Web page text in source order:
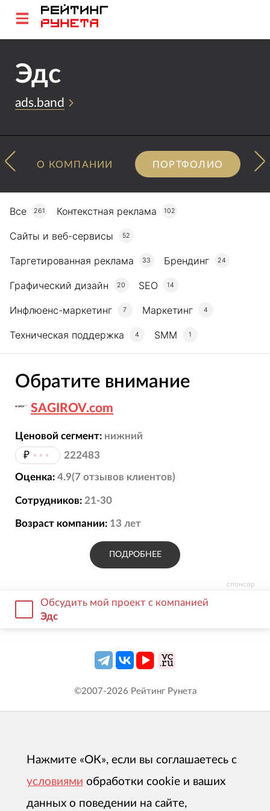
Эдс
ads.band
О КОМПАНИИ ПОРТФОЛИО
Все 261 Контекстная реклама 102
Сайты и веб-сервисы 52
Таргетированная реклама 33 Брендинг 24
Графический дизайн 20 SEO 14
Инфлюенс-маркетинг 7 Маркетинг 4
Техническая поддержка 4 SMM 1
спонсор
Обратите внимание
SAGIROV.com
Ценовой сегмент: нижний
₽ ••• 222483
Оценка: 4.9(7 отзывов клиентов)
Сотрудников: 21-30
Возраст компании: 13 лет
ПОДРОБНЕЕ
Обсудить мой проект с компанией
Эдс
©2007-2026 Рейтинг Рунета
Нажмите «ОК», если вы соглашаетесь с
условиями обработки cookie и ваших
данных о поведении на сайте,